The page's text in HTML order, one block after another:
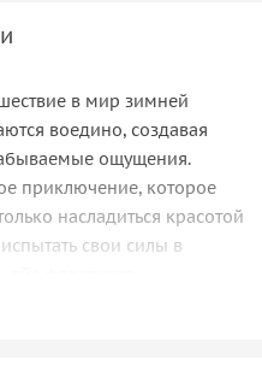
в мир зимней
воедино, создавая
ощущения.
приключение, которое
насладиться красотой
свои силы в
Зимой ледяные